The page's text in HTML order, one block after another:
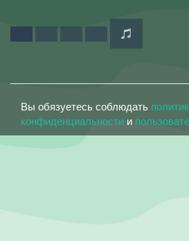
Вы обязуетесь соблюдать
конфиденциальности и